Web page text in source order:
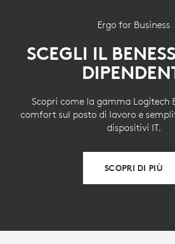
Ergo for Business
SCEGLI IL
Scopri come la gamma Logitech
comfort sul posto di lavoro e
dispositivi IT.
SCOPRI DI PIÙ